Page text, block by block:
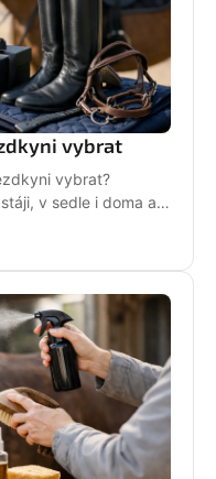
vybrat
vybrat?
v sedle i doma a